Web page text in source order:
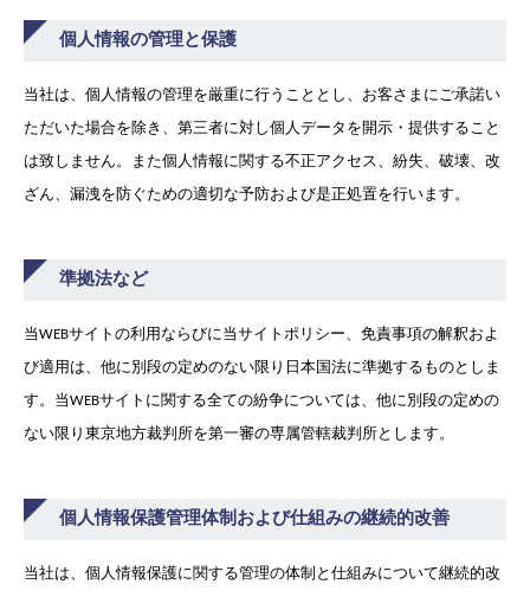
個人情報の管理と保護
当社は、個人情報の管理を厳重に行うこととし、お客さまにご承諾い
ただいた場合を除き、第三者に対し個人データを開示・提供すること
は致しません。また個人情報に関する不正アクセス、紛失、破壊、改
ざん、漏洩を防ぐための適切な予防および是正処置を行います。
準拠法など
当WEBサイトの利用ならびに当サイトポリシー、免責事項の解釈およ
び適用は、他に別段の定めのない限り日本国法に準拠するものとしま
す。当WEBサイトに関する全ての紛争については、他に別段の定めの
ない限り東京地方裁判所を第一審の専属管轄裁判所とします。
個人情報保護管理体制および仕組みの継続的改善
当社は、個人情報保護に関する管理の体制と仕組みについて継続的改